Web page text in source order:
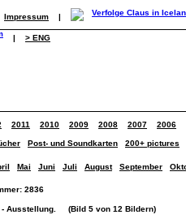
Impressum |
| > ENG
2011 2010 2009 2008 2007 2006
Post- und Soundkarten 200+ pictures
Mai Juni Juli August September
2836
- Ausstellung. (Bild 5 von 12 Bildern)